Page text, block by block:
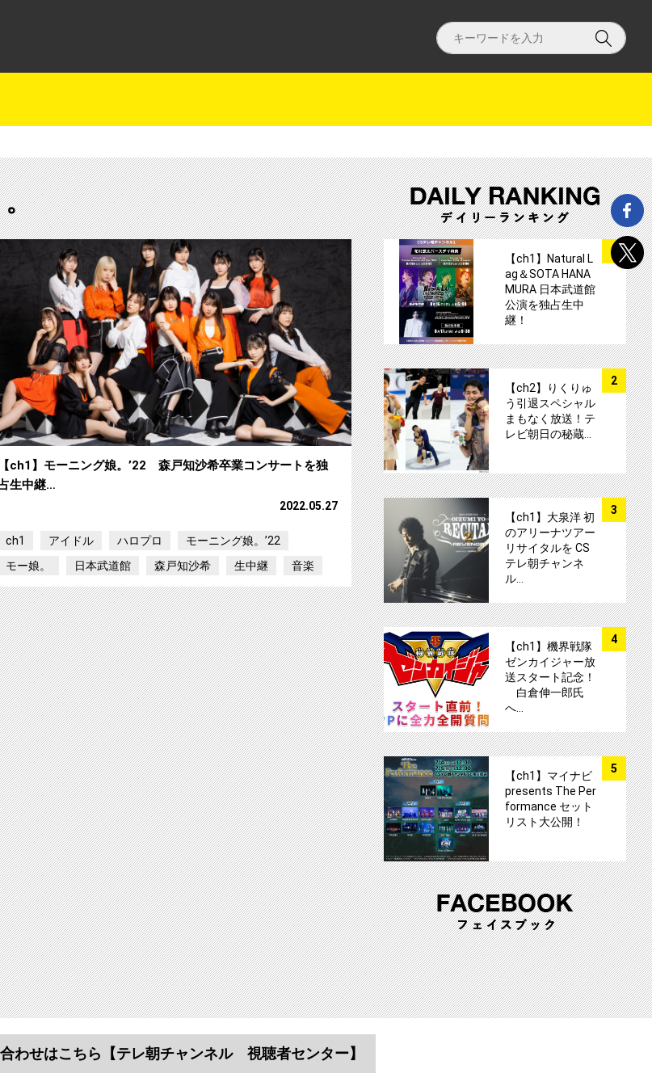
【ch1】モーニング娘。’22 森戸知沙希卒業コンサートを独占生中継決定！サムネイル【ch1】モーニング娘。’22 森戸知沙希卒
【ch1】モーニング娘。’22 森戸知沙希卒業コンサートを独
生中継…
2022.05.27
ch1 アイドル ハロプロ
モーニング娘。’22
モー娘。
日本武道館 森戸知沙希 生中継 音楽
1
【ch1】Natural L
ag＆SOTA HANA
MURA 日本武道館
公演を独占生中
継！
2
【ch2】りくりゅ
う引退スペシャル
まもなく放送！テ
レビ朝日の秘蔵…
3
【ch1】大泉洋 初
のアリーナツアー
リサイタルを CS
テレ朝チャンネ
ル…
4
【ch1】機界戦隊
ゼンカイジャー放
送スタート記念！
白倉伸一郎氏
へ…
5
【ch1】マイナビ
presents The Per
formance セット
リスト大公開！
わせはこちら 【テレ朝チャンネル 視聴者センター】